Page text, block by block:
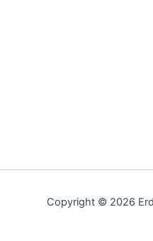
Copyright © 2026